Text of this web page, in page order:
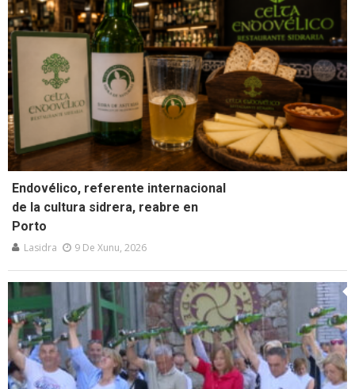
Endovélico, referente internacional
de la cultura sidrera, reabre en
Porto
Lasidra 9 De Xunu, 2026